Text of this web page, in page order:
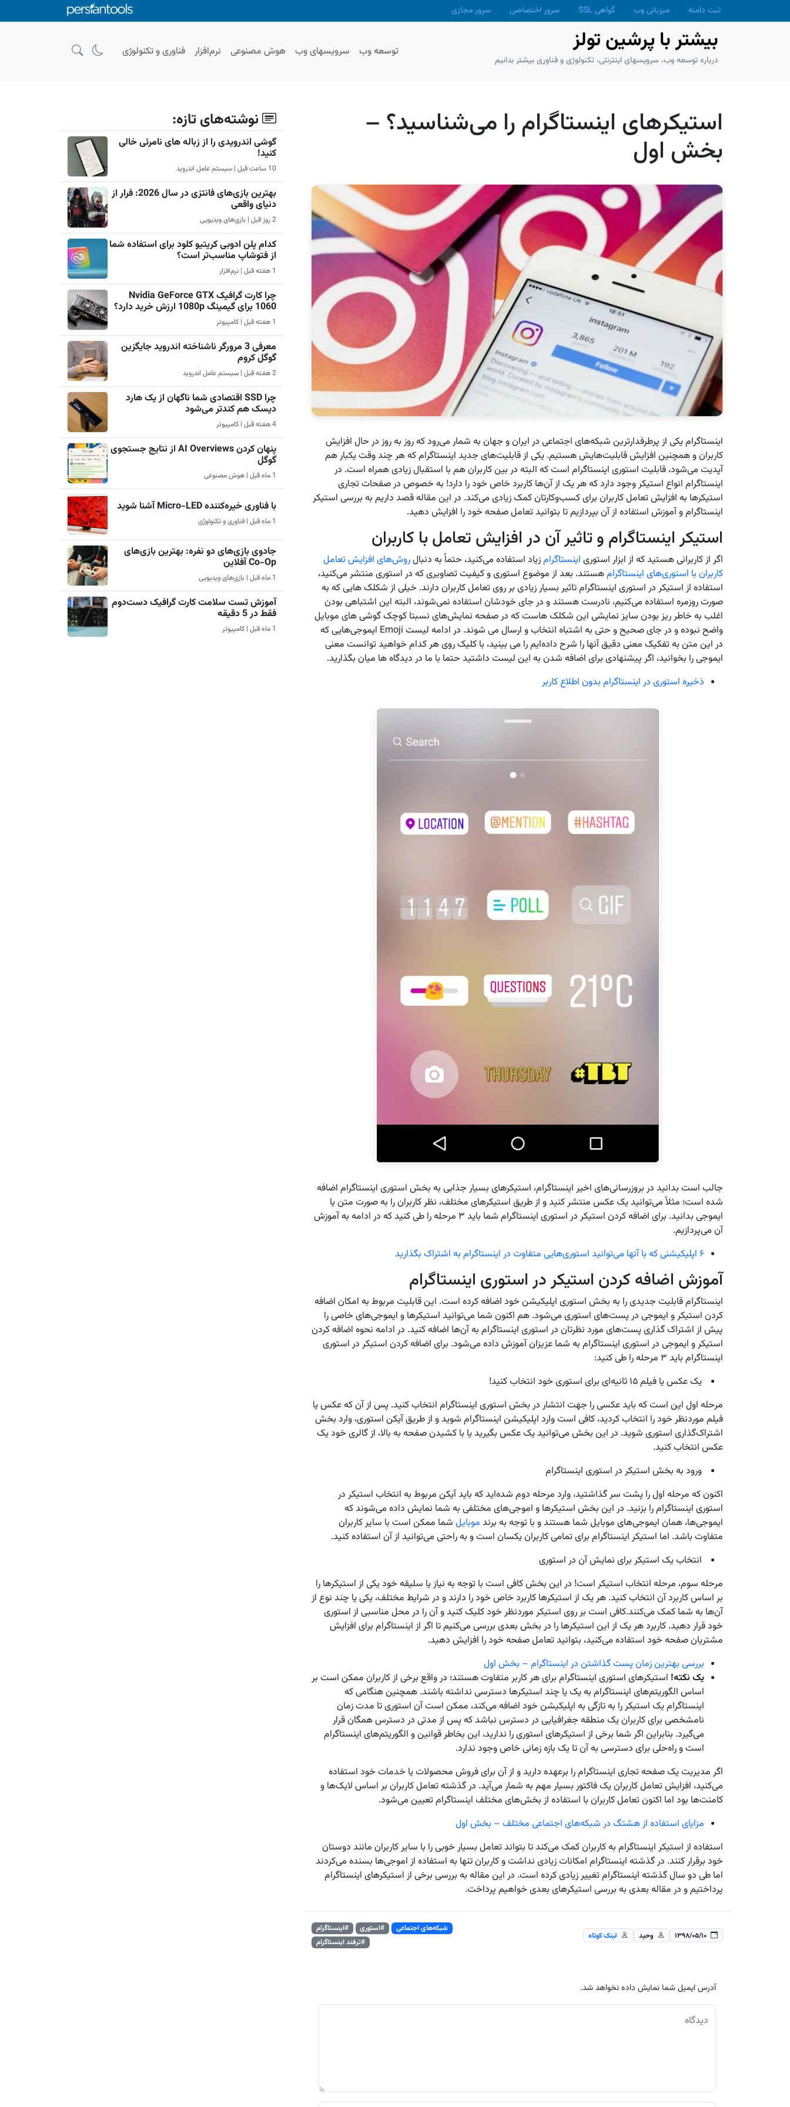
Skip to main contentثبت دامنه میزبانی وب گواهی SSL سرور اختصاصی سرور مجازی
بیشتر با پرشین تولز
درباره توسعه وب، سرویسهای اینترنتی، تکنولوژی و فناوری بیشتر بدانیم
توسعه وب سرویسهای وب هوش مصنوعی نرم‌افزار فناوری و تکنولوژی
استیکرهای اینستاگرام را می‌شناسید؟ –
بخش اول
اینستاگرام یکی از پرطرفدارترین شبکه‌های اجتماعی در ایران و جهان به شمار می‌رود که روز به روز در حال افزایش
کاربران و همچنین افزایش قابلیت‌هایش هستیم. یکی از قابلیت‌های جدید اینستاگرام که هر چند وقت یکبار هم
آپدیت می‌شود، قابلیت استوری اینستاگرام است که البته در بین کاربران هم با استقبال زیادی همراه است. در
اینستاگرام انواع استیکر وجود دارد که هر یک از آن‌ها کاربرد خاص خود را دارد! به خصوص در صفحات تجاری
استیکرها به افزایش تعامل کاربران برای کسب‌وکارتان کمک زیادی می‌کند. در این مقاله قصد داریم به بررسی استیکر
اینستاگرام و آموزش استفاده از آن بپردازیم تا بتوانید تعامل صفحه خود را افزایش دهید.
استیکر اینستاگرام و تاثیر آن در افزایش تعامل با کاربران
اگر از کاربرانی هستید که از ابزار استوری اینستاگرامزیاد استفاده می‌کنید، حتماً به دنبالروش‌های افزایش تعامل
کاربران با استوری‌های اینستاگرامهستند. بعد از موضوع استوری و کیفیت تصاویری که در استوری منتشر می‌کنید،
استفاده از استیکر در استوری اینستاگرام تاثیر بسیار زیادی بر روی تعامل کاربران دارند. خیلی از شکلک هایی که به
صورت روزمره استفاده می‌کنیم، نادرست هستند و در جای خودشان استفاده نمی‌شوند، البته این اشتباهی بودن
اغلب به خاطر ریز بودن سایز نمایشی این شکلک هاست که در صفحه نمایش‌های نسبتا کوچک گوشی های موبایل
واضح نبوده و در جای صحیح و حتی به اشتباه انتخاب و ارسال می شوند. در ادامه لیست Emoji ایموجی‌هایی که
در این متن به تفکیک معنی دقیق آنها را شرح داده‌ایم را می بینید، با کلیک روی هر کدام خواهید توانست معنی
ایموجی را بخوانید، اگر پیشنهادی برای اضافه شدن به این لیست داشتید حتما با ما در دیدگاه ها میان بگذارید.
ذخیره استوری در اینستاگرام بدون اطلاع کاربر
جالب است بدانید در بروزرسانی‌های اخیر اینستاگرام، استیکرهای بسیار جذابی به بخش استوری اینستاگرام اضافه
شده است؛ مثلاً می‌توانید یک عکس منتشر کنید و از طریق استیکرهای مختلف، نظر کاربران را به صورت متن یا
ایموجی بدانید. برای اضافه کردن استیکر در استوری اینستاگرام شما باید ۳ مرحله را طی کنید که در ادامه به آموزش
آن می‌پردازیم.
۶ اپلیکیشنی که با آنها می‌توانید استوری‌هایی متفاوت در اینستاگرام به اشتراک بگذارید
آموزش اضافه کردن استیکر در استوری اینستاگرام
اینستاگرام قابلیت جدیدی را به بخش استوری اپلیکیشن خود اضافه کرده است. این قابلیت مربوط به امکان اضافه
کردن استیکر و ایموجی در پست‌های استوری می‌شود. هم اکنون شما می‌توانید استیکرها و ایموجی‌های خاصی را
پیش از اشتراک گذاری پست‌های مورد نظرتان در استوری اینستاگرام به آن‌ها اضافه کنید. در ادامه نحوه اضافه کردن
استیکر و ایموجی در استوری اینستاگرام به شما عزیزان آموزش داده می‌شود. برای اضافه کردن استیکر در استوری
اینستاگرام باید ۳ مرحله را طی کنید:
یک عکس یا فیلم ۱۵ ثانیه‌ای برای استوری خود انتخاب کنید!
مرحله اول این است که باید عکسی را جهت انتشار در بخش استوری اینستاگرام انتخاب کنید. پس از آن که عکس یا
فیلم موردنظر خود را انتخاب کردید، کافی است وارد اپلیکیشن اینستاگرام شوید و از طریق آیکن استوری، وارد بخش
اشتراک‌گذاری استوری شوید. در این بخش می‌توانید یک عکس بگیرید یا با کشیدن صفحه به بالا، از گالری خود یک
عکس انتخاب کنید.
ورود به بخش استیکر در استوری اینستاگرام
اکنون که مرحله اول را پشت سر گذاشتید، وارد مرحله دوم شده‌اید که باید آیکن مربوط به انتخاب استیکر در
استوری اینستاگرام را بزنید. در این بخش استیکر‌ها و اموجی‌های مختلفی به شما نمایش داده می‌شوند که
ایموجی‌ها، همان ایموجی‌های موبایل شما هستند و با توجه به برند موبایل شما ممکن است با سایر کاربران
متفاوت باشد. اما استیکر اینستاگرام برای تمامی کاربران یکسان است و به راحتی می‌توانید از آن استفاده کنید.
انتخاب یک استیکر برای نمایش آن در استوری
مرحله سوم، مرحله انتخاب استیکر است! در این بخش کافی است با توجه به نیاز یا سلیقه خود یکی از استیکرها را
بر اساس کاربرد آن انتخاب کنید. هر یک از استیکرها کاربرد خاص خود را دارند و در شرایط مختلف، یکی یا چند نوع از
آن‌ها به شما کمک می‌کنند.کافی است بر روی استیکر موردنظر خود کلیک کنید و آن را در محل مناسبی از استوری
خود قرار دهید. کاربرد هر یک از این استیکرها را در بخش بعدی بررسی می‌کنیم تا اگر از اینستاگرام برای افزایش
مشتریان صفحه خود استفاده می‌کنید، بتوانید تعامل صفحه خود را افزایش دهید.
بررسی بهترین زمان پست گذاشتن در اینستاگرام – بخش اول
یک نکته! استیکرهای استوری اینستاگرام برای هر کاربر متفاوت هستند؛ در واقع برخی از کاربران ممکن است بر
اساس الگوریتم‌های اینستاگرام به یک یا چند استیکرها دسترسی نداشته باشند. همچنین هنگامی که
اینستاگرام یک استیکر را به تازگی به اپلیکیشن خود اضافه می‌کند، ممکن است آن استوری تا مدت زمان
نامشخصی برای کاربران یک منطقه جغرافیایی در دسترس نباشد که پس از مدتی در دسترس همگان قرار
می‌گیرد. بنابراین اگر شما برخی از استیکرهای استوری را ندارید، این بخاطر قوانین و الگوریتم‌های اینستاگرام
است و راه‌حلی برای دسترسی به آن تا یک بازه زمانی خاص وجود ندارد.
اگر مدیریت یک صفحه تجاری اینستاگرام را برعهده دارید و از آن برای فروش محصولات یا خدمات خود استفاده
می‌کنید، افزایش تعامل کاربران یک فاکتور بسیار مهم به شمار می‌آید. در گذشته تعامل کاربران بر اساس لایک‌ها و
کامنت‌ها بود اما اکنون تعامل کاربران با استفاده از بخش‌های مختلف اینستاگرام تعیین می‌شود.
مزایای استفاده از هشتگ‌ در شبکه‌های اجتماعی مختلف – بخش اول
استفاده از استیکر اینستاگرام به کاربران کمک می‌کند تا بتواند تعامل بسیار خوبی را با سایر کاربران مانند دوستان
خود برقرار کنند. در گذشته اینستاگرام امکانات زیادی نداشت و کاربران تنها به استفاده از اموجی‌ها بسنده می‌کردند
اما طی دو سال گذشته اینستاگرام تغییر زیادی کرده است. در این مقاله به بررسی برخی از استیکرهای اینستاگرام
پرداختیم و در مقاله بعدی به بررسی استیکرهای بعدی خواهیم پرداخت.
۱۳۹۸/۰۵/۱۰ وحید لینک کوتاه
شبکه‌های اجتماعی #استوری
#اینستاگرام
#ترفند اینستاگرام
آدرس ایمیل شما نمایش داده نخواهد شد.
دیدگاه
نوشته‌های تازه:
گوشی اندرویدی را از زباله های نامرئی خالی
کنید!
10 ساعت قبل | سیستم عامل اندروید
بهترین بازی‌های فانتزی در سال 2026: فرار از
دنیای واقعی
2 روز قبل | بازی‌های ویدیویی
کدام پلن ادوبی کریتیو کلود برای استفاده شما
از فتوشاپ مناسب‌تر است؟
1 هفته قبل | نرم‌افزار
چرا کارت گرافیک Nvidia GeForce GTX
1060 برای گیمینگ 1080p ارزش خرید دارد؟
1 هفته قبل | کامپیوتر
معرفی 3 مرورگر ناشناخته اندروید جایگزین
گوگل کروم
2 هفته قبل | سیستم عامل اندروید
چرا SSD اقتصادی شما ناگهان از یک هارد
دیسک هم کندتر می‌شود
4 هفته قبل | کامپیوتر
پنهان کردن AI Overviews از نتایج جستجوی
گوگل
1 ماه قبل | هوش مصنوعی
با فناوری خیره‌کننده Micro-LED آشنا شوید
1 ماه قبل | فناوری و تکنولوژی
جادوی بازی‌های دو نفره: بهترین بازی‌های
Co-Op آفلاین
1 ماه قبل | بازی‌های ویدیویی
آموزش تست سلامت کارت گرافیک دست‌دوم
فقط در 5 دقیقه
1 ماه قبل | کامپیوتر